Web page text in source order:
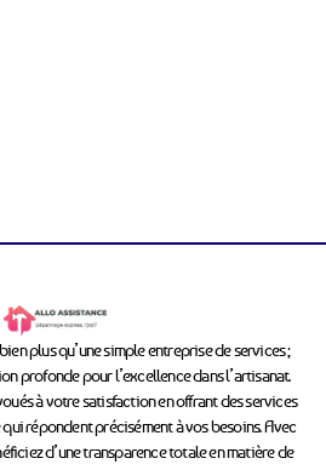
plus qu’une simple entreprise de services ;
profonde pour l’excellence dans l’artisanat.
à votre satisfaction en offrant des services
répondent précisément à vos besoins. Avec
d’une transparence totale en matière de